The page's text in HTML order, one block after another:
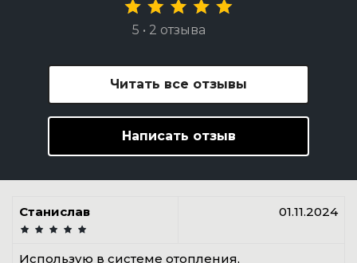
5 • 2 отзыва
Читать все отзывы
Написать отзыв
Станислав 01.11.2024
Использую в системе отопления,